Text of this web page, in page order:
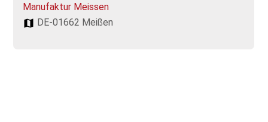
Manufaktur Meissen
DE-01662 Meißen